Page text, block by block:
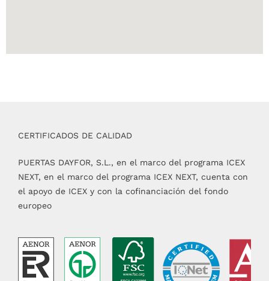
CERTIFICADOS DE CALIDAD
PUERTAS DAYFOR, S.L., en el marco del programa ICEX
NEXT, en el marco del programa ICEX NEXT, cuenta con
el apoyo de ICEX y con la cofinanciación del fondo
europeo